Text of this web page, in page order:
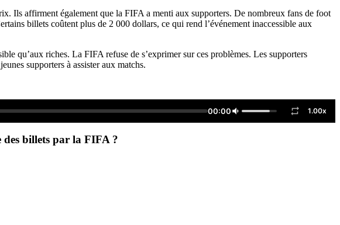
Ils affirment également que la FIFA a menti aux supporters. De nombreux fans de foot
billets coûtent plus de 2 000 dollars, ce qui rend l’événement inaccessible aux
qu’aux riches. La FIFA refuse de s’exprimer sur ces problèmes. Les supporters
supporters à assister aux matchs.
00:00 1.00x
des billets par la FIFA ?